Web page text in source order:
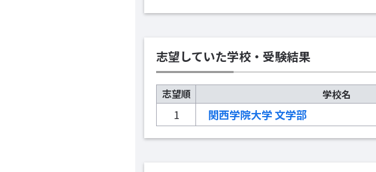
志望していた学校・受験結果
志望順 学校名
1 関西学院大学 文学部